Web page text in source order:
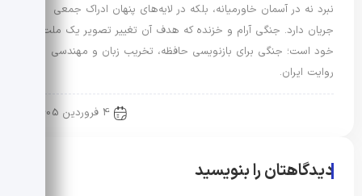
نبرد نه در آسمان خاورمیانه، بلکه در لایه‌های پنهان ادراک جمعی
جریان دارد. جنگی آرام و خزنده که هدف آن تغییر تصویر یک ملت از
خود است؛ جنگی برای بازنویسی حافظه، تخریب زبان و مهندسی
روایت ایران.
4 فروردین 1405
دیدگاهتان را بنویسید